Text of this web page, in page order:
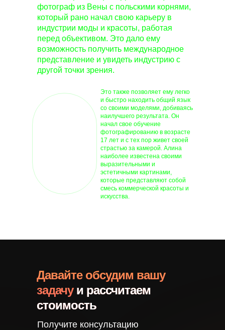
фотограф из Вены с польскими корнями,
который рано начал свою карьеру в
индустрии моды и красоты, работая
перед объективом. Это дало ему
возможность получить международное
представление и увидеть индустрию с
другой точки зрения.
Это также позволяет ему легко
и быстро находить общий язык
со своими моделями, добиваясь
наилучшего результата. Он
начал свое обучение
фотографированию в возрасте
17 лет и с тех пор живет своей
страстью за камерой. Алина
наиболее известена своими
выразительными и
эстетичными картинами,
которые представляют собой
смесь коммерческой красоты и
искусства.
Получите консультацию
Давайте обсудим вашу
задачу и рассчитаем
стоимость